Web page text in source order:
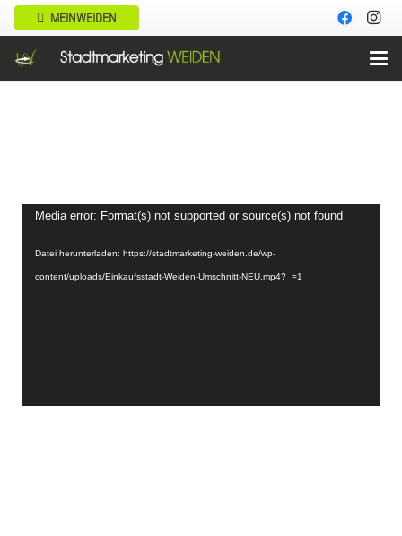
MEINWEIDEN
Video-
Media error: Format(s) not supported or source(s) not found
Datei herunterladen: https://stadtmarketing-weiden.de/wp-
content/uploads/Einkaufsstadt-Weiden-Umschnitt-NEU.mp4?_=1